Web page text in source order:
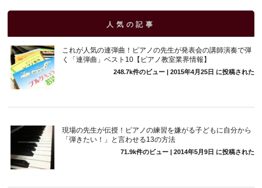
人気の記事
これが人気の連弾曲！ピアノの先生が発表会の講師演奏で弾
く「連弾曲」ベスト10【ピアノ教室業界情報】
248.7k件のビュー| 2015年4月25日 に投稿された
現場の先生が伝授！ピアノの練習を嫌がる子どもに自分から
「弾きたい！」と言わせる13の方法
71.9k件のビュー| 2014年5月9日 に投稿された